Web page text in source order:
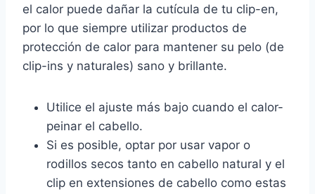
el calor puede dañar la cutícula de tu clip-en,
por lo que siempre utilizar productos de
protección de calor para mantener su pelo (de
clip-ins y naturales) sano y brillante.
Utilice el ajuste más bajo cuando el calor-
peinar el cabello.
Si es posible, optar por usar vapor o
rodillos secos tanto en cabello natural y el
clip en extensiones de cabello como estas